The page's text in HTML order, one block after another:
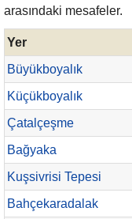
arasındaki mesafeler.
Yer
Büyükboyalık
Küçükboyalık
Çatalçeşme
Bağyaka
Kuşsivrisi Tepesi
Bahçekaradalak